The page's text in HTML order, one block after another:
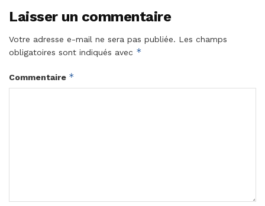
Laisser un commentaire
Votre adresse e-mail ne sera pas publiée. Les champs
obligatoires sont indiqués avec *
Commentaire *